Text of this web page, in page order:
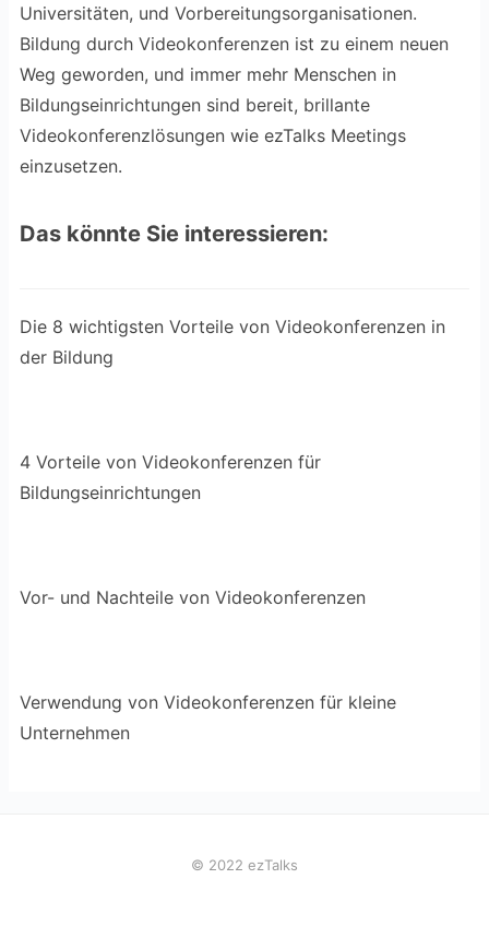
Universitäten, und Vorbereitungsorganisationen.
Bildung durch Videokonferenzen ist zu einem neuen
Weg geworden, und immer mehr Menschen in
Bildungseinrichtungen sind bereit, brillante
Videokonferenzlösungen wie ezTalks Meetings
einzusetzen.
Das könnte Sie interessieren:
Die 8 wichtigsten Vorteile von Videokonferenzen in
der Bildung
4 Vorteile von Videokonferenzen für
Bildungseinrichtungen
Vor- und Nachteile von Videokonferenzen
Verwendung von Videokonferenzen für kleine
Unternehmen
© 2022 ezTalks